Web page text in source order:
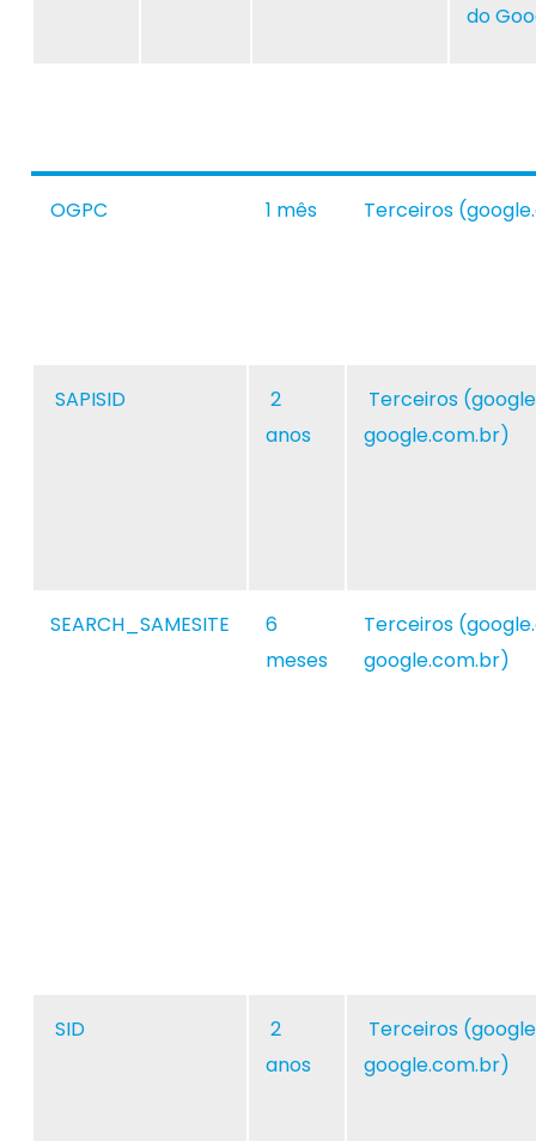
do
OGPC 1 mês Terceiros
SAPISID
2
anos
Terceiros
google.com.br)
SEARCH_SAMESITE
6
meses
Terceiros
google.com.br)
SID
2
anos
Terceiros
google.com.br)